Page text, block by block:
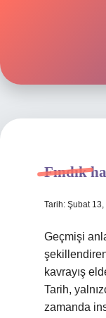
Hakkımızda
Fındık
Tarih: Şubat 13,
Geçmişi
kavrayış
Tarih,
zamanda